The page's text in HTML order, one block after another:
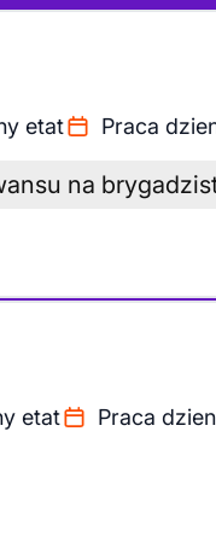
etat Praca
na
etat Praca